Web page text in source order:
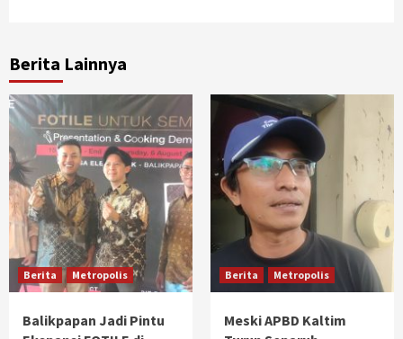
Berita Lainnya
Berita Metropolis
Balikpapan Jadi Pintu
Berita Metropolis
Meski APBD Kaltim